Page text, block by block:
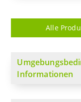
Alle
Informationen